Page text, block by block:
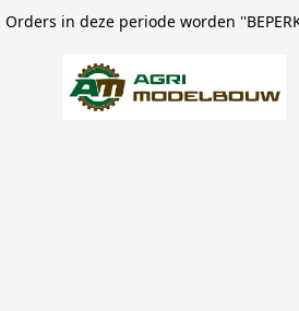
in deze periode worden